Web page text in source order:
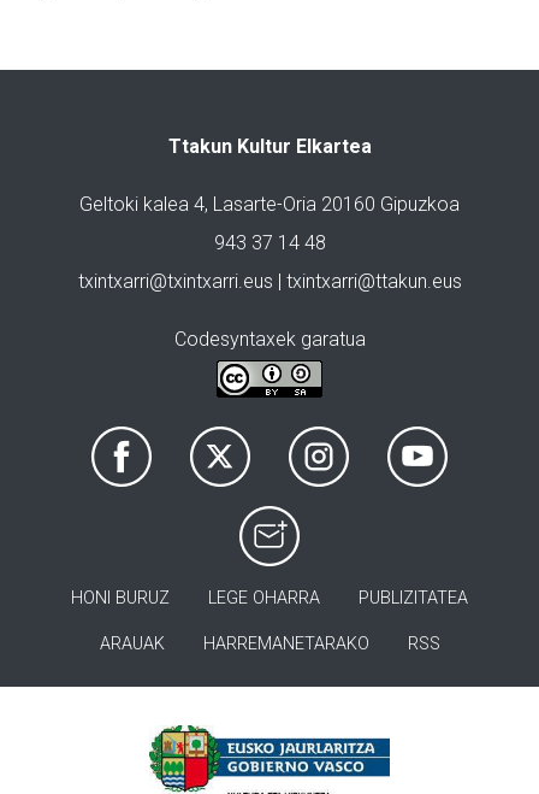
Ttakun Kultur Elkartea
Geltoki kalea 4, Lasarte-Oria 20160 Gipuzkoa
943 37 14 48
txintxarri@txintxarri.eus | txintxarri@ttakun.eus
Codesyntaxek garatua
HONI BURUZ LEGE OHARRA PUBLIZITATEA
ARAUAK HARREMANETARAKO RSS